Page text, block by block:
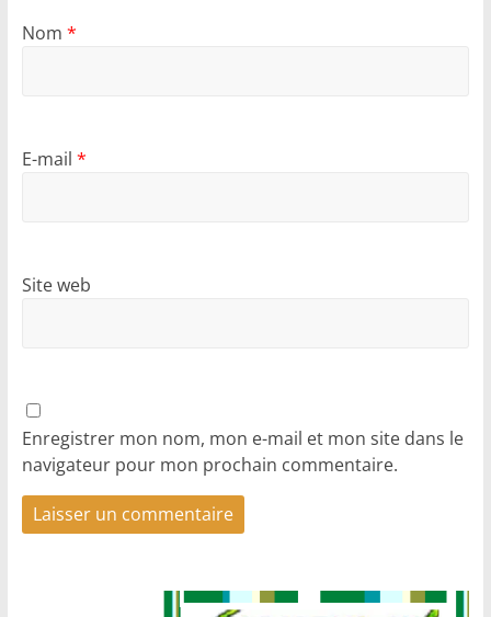
Nom *
E-mail *
Site web
Enregistrer mon nom, mon e-mail et mon site dans le
navigateur pour mon prochain commentaire.